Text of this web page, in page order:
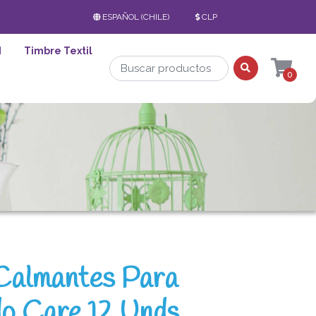
ESPAÑOL (CHILE) CLP
Timbre Textil
0
Para